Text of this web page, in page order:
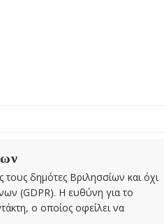
τους δημότες Βριλησσίων και όχι
(GDPR). Η ευθύνη για το
ο οποίος οφείλει να